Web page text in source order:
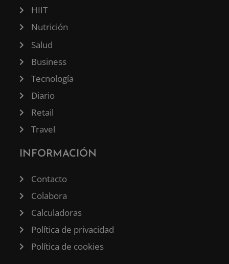
HIIT
Nutrición
Salud
Business
Tecnología
Diario
Retail
Travel
INFORMACIÓN
Contacto
Colabora
Calculadoras
Política de privacidad
Política de cookies